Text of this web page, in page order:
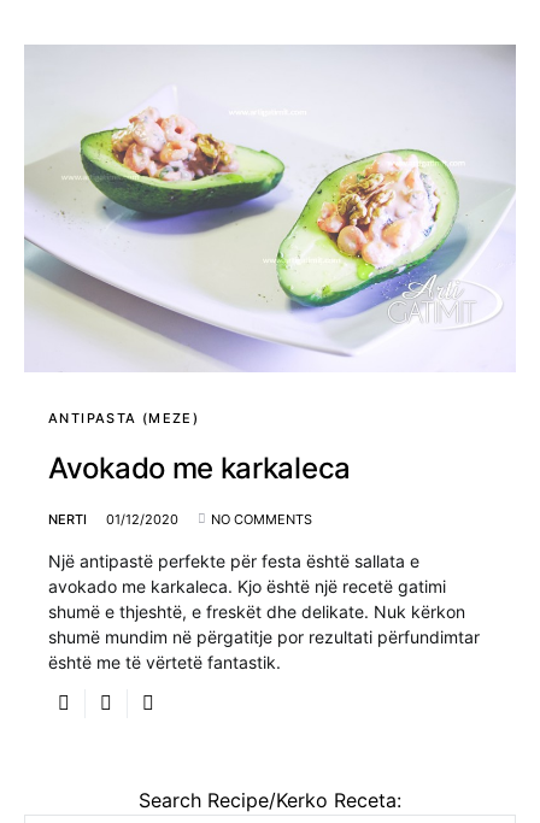
ANTIPASTA (MEZE)
Avokado me karkaleca
NERTI 01/12/2020 NO COMMENTS
Një antipastë perfekte për festa është sallata e
avokado me karkaleca. Kjo është një recetë gatimi
shumë e thjeshtë, e freskët dhe delikate. Nuk kërkon
shumë mundim në përgatitje por rezultati përfundimtar
është me të vërtetë fantastik.
Search Recipe/Kerko Receta: